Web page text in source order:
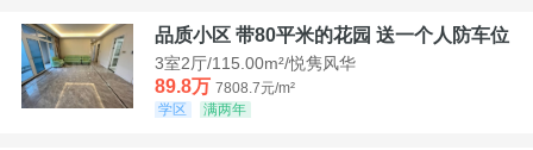
品质小区 带80平米的花园 送一个人防车位
3室2厅/115.00m²/悦隽风华
89.8万 7808.7元/m²
学区
满两年